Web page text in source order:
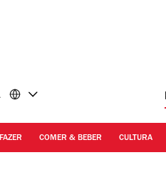
COMER & BEBER CULTURA